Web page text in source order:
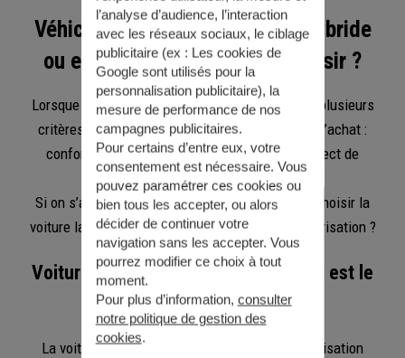
Véhicule à moteur thermique, hybride
ou encore électrique : que choisir ?
Lorsque l’on souhaite acquérir un véhicule neuf, plusieurs
critères rentrent en compte dans le processus d’achat :
confort, budget, entretien et désormais le respect de
l’environnement.
Si on s’attarde sur ce dernier critère, comment choisir la
voiture la moins polluante selon le choix de motorisation ?
Voitures à essence ou diesel : lequel est le
moins polluant ?
La voiture à moteur thermique désigne la motorisation
l’analyse d’audience, l’interaction
avec les réseaux sociaux, le ciblage
publicitaire (ex : Les cookies de
Google sont utilisés pour la
personnalisation publicitaire), la
mesure de performance de nos
campagnes publicitaires.
Pour certains d’entre eux, votre
consentement est nécessaire. Vous
pouvez paramétrer ces cookies ou
bien tous les accepter, ou alors
décider de continuer votre
navigation sans les accepter. Vous
pourrez modifier ce choix à tout
moment.
Pour plus d’information, consulter
notre politique de gestion des
cookies.